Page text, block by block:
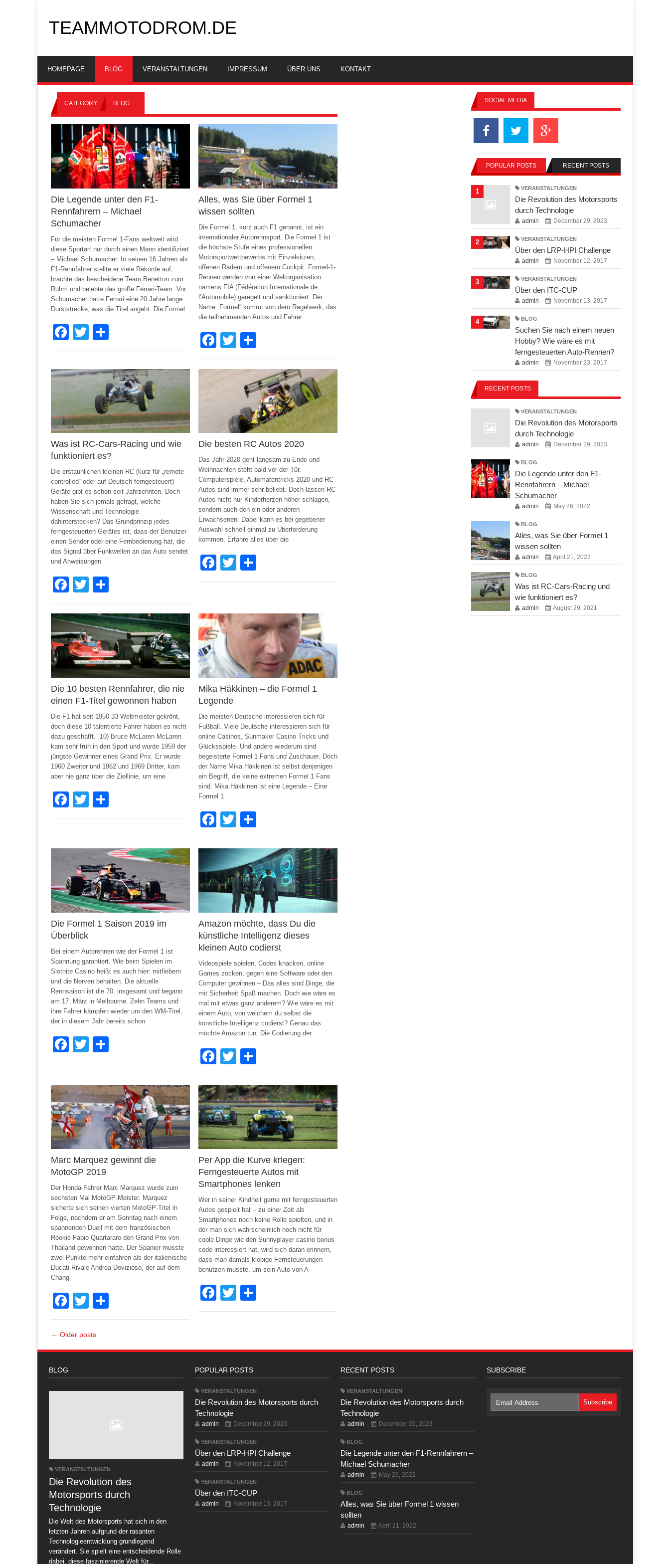
TEAMMOTODROM.DE
HOMEPAGE BLOG VERANSTALTUNGEN IMPRESSUM ÜBER UNS KONTAKT
CATEGORY: BLOG
Die Legende unter den F1-
Rennfahrern – Michael
Schumacher
Für die meisten Formel 1-Fans weltweit wird
diese Sportart nur durch einen Mann identifiziert
– Michael Schumacher. In seinen 16 Jahren als
F1-Rennfahrer stellte er viele Rekorde auf,
brachte das bescheidene Team Benetton zum
Ruhm und belebte das große Ferrari-Team. Vor
Schumacher hatte Ferrari eine 20 Jahre lange
Durststrecke, was die Titel angeht. Die Formel
Facebook
Twitter
Alles, was Sie über Formel 1
wissen sollten
Die Formel 1, kurz auch F1 genannt, ist ein
internationaler Autorennsport. Die Formel 1 ist
die höchste Stufe eines professionellen
Motorsportwettbewerbs mit Einzelsitzen,
offenen Rädern und offenem Cockpit. Formel-1-
Rennen werden von einer Weltorganisation
namens FIA (Fédération Internationale de
l’Automobile) geregelt und sanktioniert. Der
Name „Formel“ kommt von dem Regelwerk, das
die teilnehmenden Autos und Fahrer
Facebook
Twitter
Was ist RC-Cars-Racing und wie
funktioniert es?
Die erstaunlichen kleinen RC (kurz für „remote
controlled“ oder auf Deutsch ferngesteuert)
Geräte gibt es schon seit Jahrzehnten. Doch
haben Sie sich jemals gefragt, welche
Wissenschaft und Technologie
dahinterstecken? Das Grundprinzip jedes
ferngesteuerten Gerätes ist, dass der Benutzer
einen Sender oder eine Fernbedienung hat, die
das Signal über Funkwellen an das Auto sendet
und Anweisungen
Facebook
Twitter
Die besten RC Autos 2020
Das Jahr 2020 geht langsam zu Ende und
Weihnachten steht bald vor der Tür.
Computerspiele, Automatentricks 2020 und RC
Autos sind immer sehr beliebt. Doch lassen RC
Autos nicht nur Kinderherzen höher schlagen,
sondern auch den ein oder anderen
Erwachsenen. Dabei kann es bei gegebener
Auswahl schnell einmal zu Überforderung
kommen. Erfahre alles über die
Facebook
Twitter
Die 10 besten Rennfahrer, die nie
einen F1-Titel gewonnen haben
Die F1 hat seit 1950 33 Weltmeister gekrönt,
doch diese 10 talentierte Fahrer haben es nicht
dazu geschafft. 10) Bruce McLaren McLaren
kam sehr früh in den Sport und wurde 1959 der
jüngste Gewinner eines Grand Prix. Er wurde
1960 Zweiter und 1962 und 1969 Dritter, kam
aber nie ganz über die Ziellinie, um eine
Facebook
Twitter
Mika Häkkinen – die Formel 1
Legende
Die meisten Deutsche interessieren sich für
Fußball. Viele Deutsche interessieren sich für
online Casinos, Sunmaker Casino Tricks und
Glücksspiele. Und andere wiederum sind
begeisterte Formel 1 Fans und Zuschauer. Doch
der Name Mika Häkkinen ist selbst denjenigen
ein Begriff, die keine extremen Formel 1 Fans
sind. Mika Häkkinen ist eine Legende – Eine
Formel 1
Facebook
Twitter
Die Formel 1 Saison 2019 im
Überblick
Bei einem Autorennen wie der Formel 1 ist
Spannung garantiert. Wie beim Spielen im
Slotnite Casino heißt es auch hier: mitfiebern
und die Nerven behalten. Die aktuelle
Rennsaison ist die 70. insgesamt und begann
am 17. März in Melbourne. Zehn Teams und
ihre Fahrer kämpfen wieder um den WM-Titel,
der in diesem Jahr bereits schon
Facebook
Twitter
Amazon möchte, dass Du die
künstliche Intelligenz dieses
kleinen Auto codierst
Videospiele spielen, Codes knacken, online
Games zocken, gegen eine Software oder den
Computer gewinnen – Das alles sind Dinge, die
mit Sicherheit Spaß machen. Doch wie wäre es
mal mit etwas ganz anderem? Wie wäre es mit
einem Auto, von welchem du selbst die
künstliche Intelligenz codierst? Genau das
möchte Amazon tun. Die Codierung der
Facebook
Twitter
Marc Marquez gewinnt die
MotoGP 2019
Der Honda-Fahrer Marc Marquez wurde zum
sechsten Mal MotoGP-Meister. Marquez
sicherte sich seinen vierten MotoGP-Titel in
Folge, nachdem er am Sonntag nach einem
spannenden Duell mit dem französischen
Rookie Fabio Quartararo den Grand Prix von
Thailand gewonnen hatte. Der Spanier musste
zwei Punkte mehr einfahren als der italienische
Ducati-Rivale Andrea Dovizioso, der auf dem
Chang
Facebook
Twitter
Per App die Kurve kriegen:
Ferngesteuerte Autos mit
Smartphones lenken
Wer in seiner Kindheit gerne mit ferngesteuerten
Autos gespielt hat – zu einer Zeit als
Smartphones noch keine Rolle spielten, und in
der man sich wahrscheinlich noch nicht für
coole Dinge wie den Sunnyplayer casino bonus
code interessiert hat, wird sich daran erinnern,
dass man damals klobige Fernsteuerungen
benutzen musste, um sein Auto von A
Facebook
Twitter
← Older posts
SOCIAL MEDIA
POPULAR POSTS RECENT POSTS
1 VERANSTALTUNGEN
Die Revolution des Motorsports
durch Technologie
admin December 29, 2023
2 VERANSTALTUNGEN
Über den LRP-HPI Challenge
admin November 12, 2017
3 VERANSTALTUNGEN
Über den ITC-CUP
admin November 13, 2017
4 BLOG
Suchen Sie nach einem neuen
Hobby? Wie wäre es mit
ferngesteuerten Auto-Rennen?
admin November 23, 2017
RECENT POSTS
VERANSTALTUNGEN
Die Revolution des Motorsports
durch Technologie
admin December 29, 2023
BLOG
Die Legende unter den F1-
Rennfahrern – Michael
Schumacher
admin May 26, 2022
BLOG
Alles, was Sie über Formel 1
wissen sollten
admin April 21, 2022
BLOG
Was ist RC-Cars-Racing und
wie funktioniert es?
admin August 29, 2021
BLOG
VERANSTALTUNGEN
Die Revolution des
Motorsports durch
Technologie
Die Welt des Motorsports hat sich in den
letzten Jahren aufgrund der rasanten
Technologieentwicklung grundlegend
verändert. Sie spielt eine entscheidende Rolle
dabei, diese faszinierende Welt für...
POPULAR POSTS
VERANSTALTUNGEN
Die Revolution des Motorsports durch
Technologie
admin December 29, 2023
VERANSTALTUNGEN
Über den LRP-HPI Challenge
admin November 12, 2017
VERANSTALTUNGEN
Über den ITC-CUP
admin November 13, 2017
RECENT POSTS
VERANSTALTUNGEN
Die Revolution des Motorsports durch
Technologie
admin December 29, 2023
BLOG
Die Legende unter den F1-Rennfahrern –
Michael Schumacher
admin May 26, 2022
BLOG
Alles, was Sie über Formel 1 wissen
sollten
admin April 21, 2022
SUBSCRIBE